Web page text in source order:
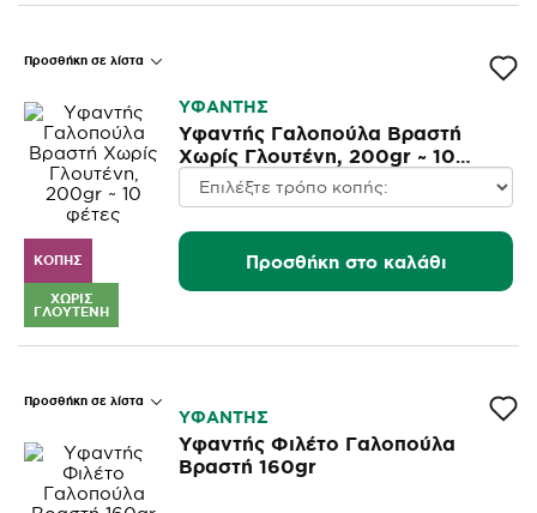
Προσθήκη σε λίστα
ΚΟΠΉΣ
ΧΩΡΊΣ
ΓΛΟΥΤΈΝΗ
ΥΦΑΝΤΗΣ
Υφαντής Γαλοπούλα Βραστή
Χωρίς Γλουτένη, 200gr ~ 10
φέτες
Προσθήκη στο καλάθι
Προσθήκη σε λίστα
ΥΦΑΝΤΗΣ
Υφαντής Φιλέτο Γαλοπούλα
Βραστή 160gr